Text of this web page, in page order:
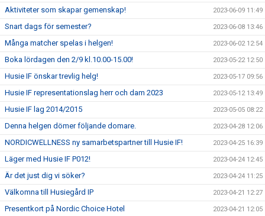
Aktiviteter som skapar gemenskap! 2023-06-09 11:49
Snart dags för semester? 2023-06-08 13:46
Många matcher spelas i helgen! 2023-06-02 12:54
Boka lördagen den 2/9 kl.10.00-15.00! 2023-05-22 12:50
Husie IF önskar trevlig helg! 2023-05-17 09:56
Husie IF representationslag herr och dam 2023 2023-05-12 13:49
Husie IF lag 2014/2015 2023-05-05 08:22
Denna helgen dömer följande domare. 2023-04-28 12:06
NORDICWELLNESS ny samarbetspartner till Husie IF! 2023-04-25 16:39
Läger med Husie IF P012! 2023-04-24 12:45
Är det just dig vi söker? 2023-04-24 11:25
Välkomna till Husiegård IP 2023-04-21 12:27
Presentkort på Nordic Choice Hotel 2023-04-21 12:05